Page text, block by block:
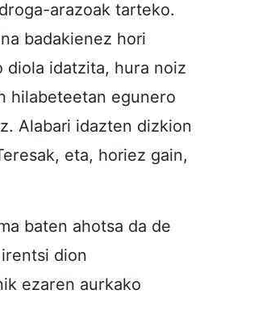
arazoak tarteko.
badakienez hori
idatzita, hura noiz
hilabeteetan egunero
Alabari idazten dizkion
eta, horiez gain,
baten ahotsa da de
dion
ezaren aurkako